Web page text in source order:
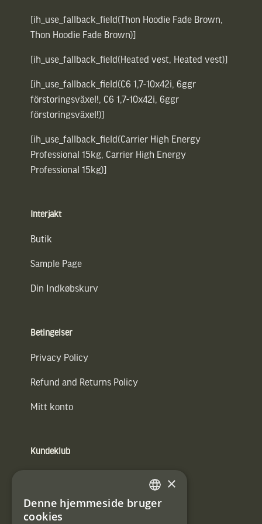
[ih_use_fallback_field(Thon Hoodie Fade Brown,
Thon Hoodie Fade Brown)]
[ih_use_fallback_field(Heated vest, Heated vest)]
[ih_use_fallback_field(C6 1,7-10x42i, 6ggr
förstoringsväxel!, C6 1,7-10x42i, 6ggr
förstoringsväxel!)]
[ih_use_fallback_field(Carrier High Energy
Professional 15kg, Carrier High Energy
Professional 15kg)]
Interjakt
Butik
Sample Page
Din Indkøbskurv
Betingelser
Privacy Policy
Refund and Returns Policy
Mitt konto
Kundeklub
E-
SWEDISH
×
Denne hjemmeside bruger
cookies